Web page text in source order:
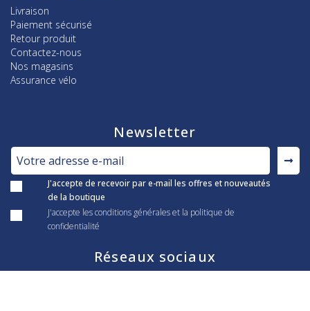
Livraison
Paiement sécurisé
Retour produit
Contactez-nous
Nos magasins
Assurance vélo
Newsletter
J'accepte de recevoir par e-mail les offres et nouveautés
de la boutique
J'accepte les conditions générales et la politique de
confidentialité
Réseaux sociaux